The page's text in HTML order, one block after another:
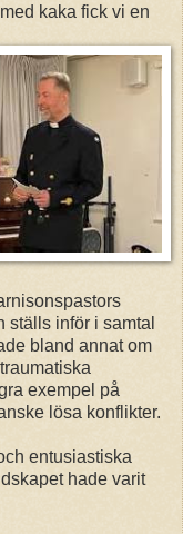
kaka fick vi en
ställs inför i samtal
bland annat om
exempel på
lösa konflikter.
entusiastiska
hade varit